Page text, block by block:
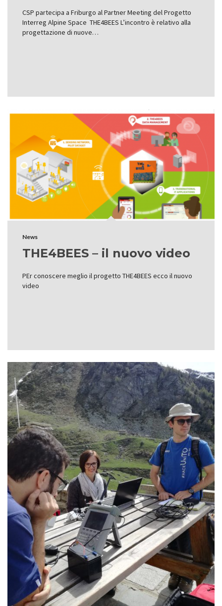
CSP partecipa a Friburgo al Partner Meeting del Progetto
Interreg Alpine Space THE4BEES L’incontro è relativo alla
progettazione di nuove…
News
THE4BEES – il nuovo video
PEr conoscere meglio il progetto THE4BEES ecco il nuovo
video